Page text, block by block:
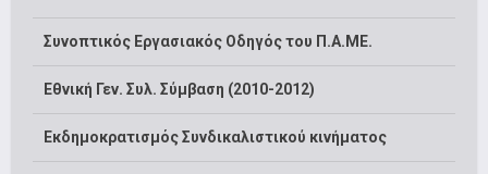
Συνοπτικός Εργασιακός Οδηγός του Π.Α.ΜΕ.
Εθνική Γεν. Συλ. Σύμβαση (2010-2012)
Εκδημοκρατισμός Συνδικαλιστικού κινήματος